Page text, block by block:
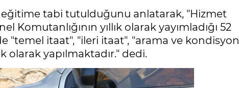
tabi tutulduğunu anlatarak, "Hizmet
Komutanlığının yıllık olarak yayımladığı 52
"temel itaat", "ileri itaat", "arama ve kondisyon
yapılmaktadır." dedi.